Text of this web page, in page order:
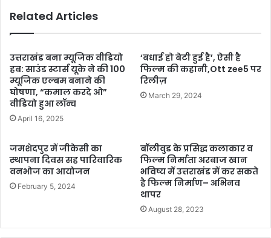
Related Articles
उत्तराखंड बना म्यूजिक वीडियो
हब: साउंड स्टार्स यूके ने की 100
म्यूजिक एल्बम बनाने की
घोषणा, “कमाल करदे ओ”
वीडियो हुआ लॉन्च
April 16, 2025
‘बधाई हो बेटी हुई है’, ऐसी है
फिल्म की कहानी,Ott zee5 पर
रिलीज़
March 29, 2024
जमशेदपुर में जीकेसी का
स्थापना दिवस सह पारिवारिक
वनभोज का आयोजन
February 5, 2024
बॉलीवुड के प्रसिद्ध कलाकार व
फिल्म निर्माता अरबाज खान
भविष्य में उत्तराखंड में कर सकते
है फिल्म निर्माण– अभिनव
थापर
August 28, 2023